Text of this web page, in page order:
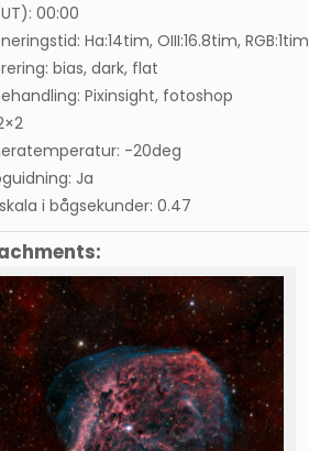
00:00
Ha:14tim, OIII:16.8tim, RGB:1tim
bias, dark, flat
Pixinsight, fotoshop
-20deg
Ja
i bågsekunder: 0.47